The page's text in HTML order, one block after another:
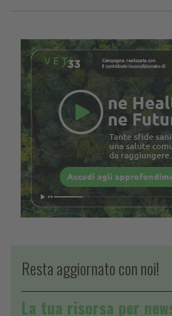
Resta aggiornato con noi!
La tua risorsa per